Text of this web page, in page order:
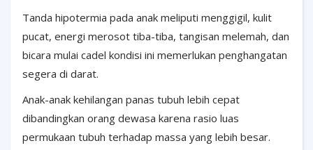
Tanda hipotermia pada anak meliputi menggigil, kulit
pucat, energi merosot tiba-tiba, tangisan melemah, dan
bicara mulai cadel kondisi ini memerlukan penghangatan
segera di darat.
Anak-anak kehilangan panas tubuh lebih cepat
dibandingkan orang dewasa karena rasio luas
permukaan tubuh terhadap massa yang lebih besar.